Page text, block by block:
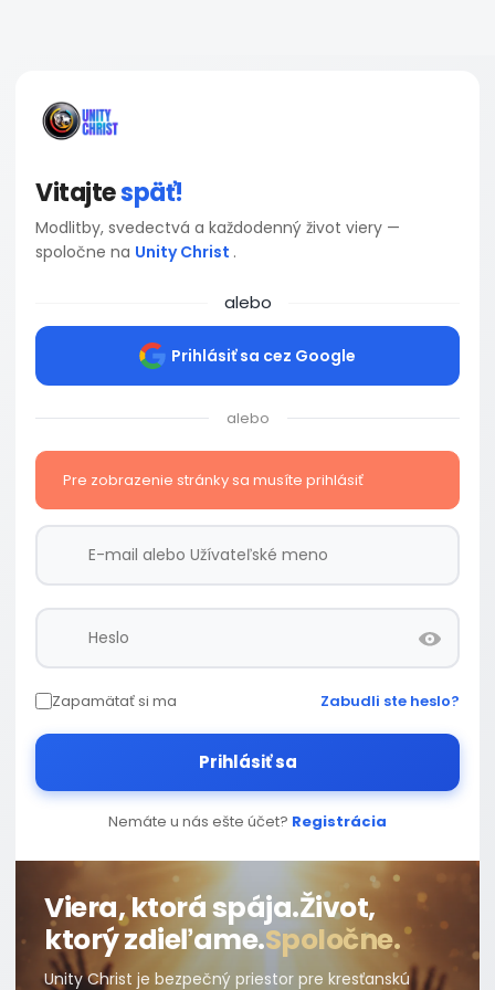
Vitajtespäť!
Modlitby, svedectvá a každodenný život viery —
spoločne na Unity Christ .
alebo
Prihlásiť sa cez Google
alebo
Pre zobrazenie stránky sa musíte prihlásiť
Zapamätať si ma Zabudli ste heslo?
Prihlásiť sa
Nemáte u nás ešte účet? Registrácia
Viera, ktorá spája.Život,
ktorý zdieľame.Spoločne.
Unity Christ je bezpečný priestor pre kresťanskú